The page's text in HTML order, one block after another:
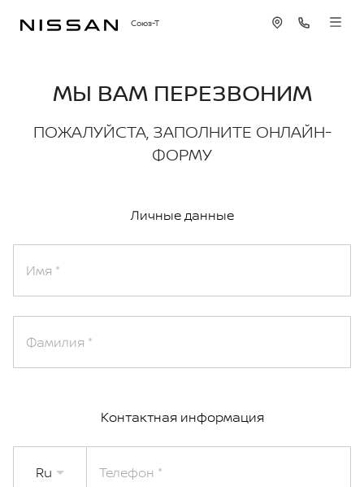
Союз-Т
МЫ ВАМ ПЕРЕЗВОНИМ
ПОЖАЛУЙСТА, ЗАПОЛНИТЕ ОНЛАЙН-
ФОРМУ
Личные данные
Имя
Фамилия
Контактная информация
Ru Телефон